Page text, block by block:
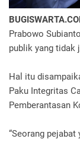
Prabowo
publik yang tidak
Hal itu
Paku Integritas
Pemberantasan
“Seorang